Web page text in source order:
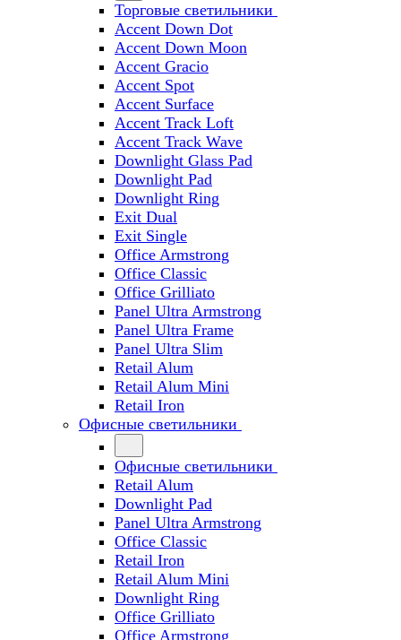
Торговые светильники
Accent Down Dot
Accent Down Moon
Accent Gracio
Accent Spot
Accent Surface
Accent Track Loft
Accent Track Wave
Downlight Glass Pad
Downlight Pad
Downlight Ring
Exit Dual
Exit Single
Office Armstrong
Office Classic
Office Grilliato
Panel Ultra Armstrong
Panel Ultra Frame
Panel Ultra Slim
Retail Alum
Retail Alum Mini
Retail Iron
Офисные светильники
Офисные светильники
Retail Alum
Downlight Pad
Panel Ultra Armstrong
Office Classic
Retail Iron
Retail Alum Mini
Downlight Ring
Office Grilliato
Office Armstrong